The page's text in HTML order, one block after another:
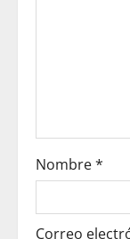
i
o
n
Nombre*
Correo